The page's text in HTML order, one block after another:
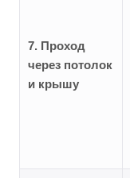
7. Проход
через потолок
и крышу